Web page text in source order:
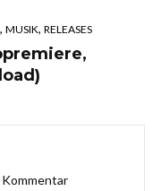
, MUSIK, RELEASES
Kommentar